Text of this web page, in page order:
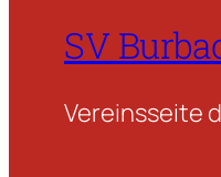
SV
Vereinsseite